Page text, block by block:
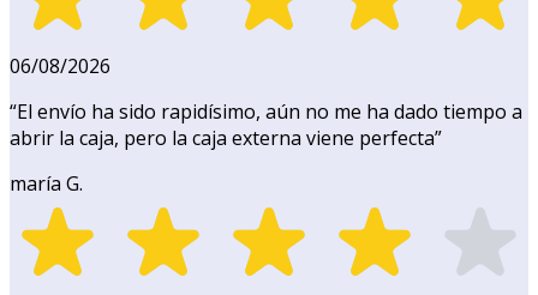
06/08/2026
“El envío ha sido rapidísimo, aún no me ha dado tiempo a
abrir la caja, pero la caja externa viene perfecta”
maría G.